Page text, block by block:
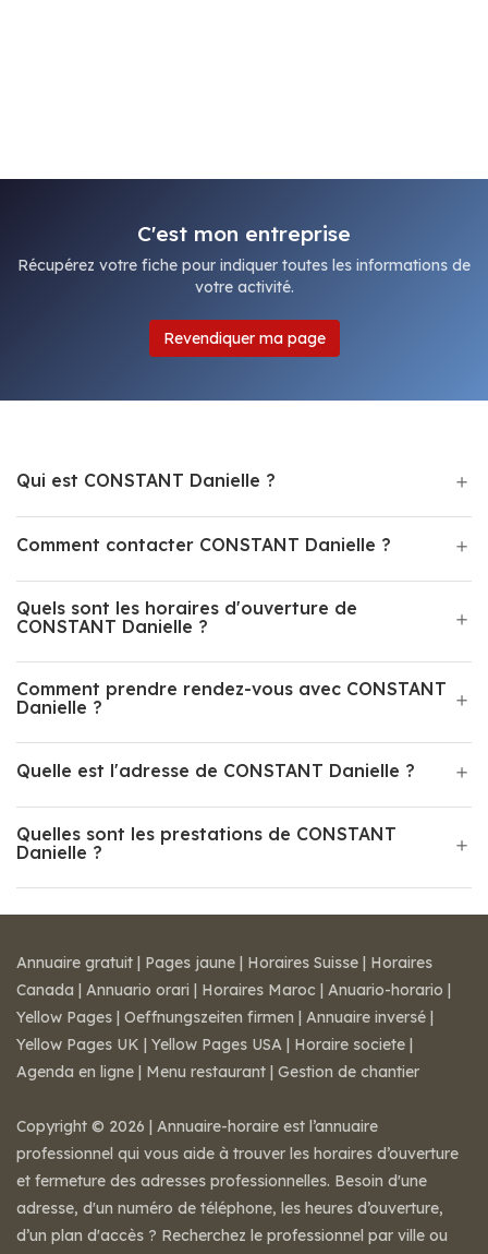
C'est mon entreprise
Récupérez votre fiche pour indiquer toutes les informations de
votre activité.
Revendiquer ma page
Qui est CONSTANT Danielle ?
Comment contacter CONSTANT Danielle ?
Quels sont les horaires d'ouverture de
CONSTANT Danielle ?
Comment prendre rendez-vous avec CONSTANT
Danielle ?
Quelle est l'adresse de CONSTANT Danielle ?
Quelles sont les prestations de CONSTANT
Danielle ?
Annuaire gratuit | Pages jaune | Horaires Suisse | Horaires
Canada | Annuario orari | Horaires Maroc | Anuario-horario |
Yellow Pages | Oeffnungszeiten firmen | Annuaire inversé |
Yellow Pages UK | Yellow Pages USA | Horaire societe |
Agenda en ligne | Menu restaurant | Gestion de chantier
Copyright © 2026 | Annuaire-horaire est l’annuaire
professionnel qui vous aide à trouver les horaires d’ouverture
et fermeture des adresses professionnelles. Besoin d'une
adresse, d'un numéro de téléphone, les heures d’ouverture,
d’un plan d'accès ? Recherchez le professionnel par ville ou